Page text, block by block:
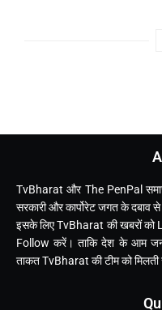
TvBharat और The PenPal
सरकारी और कार्पोरेट जगत के दबाव
इसके लिए TvBharat की खबरों को
Follow करें। ताकि देश के आम
ताकत TvBharat की टीम को मिलती